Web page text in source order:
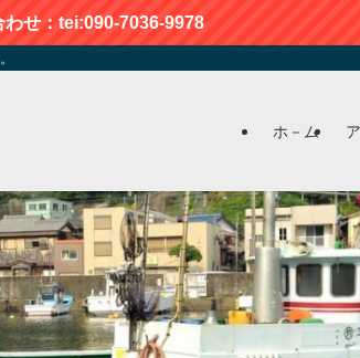
わせ：tei:090-7036-9978
ホ－ム